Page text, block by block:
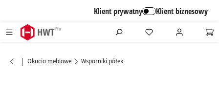
Klient prywatny Klient biznesowy
| Okucia meblowe Wsporniki półek